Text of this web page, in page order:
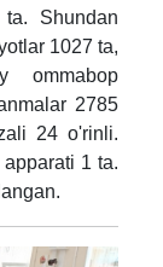
Shundan
1027 ta,
ommabop
2785
24 o'rinli.
1 ta.